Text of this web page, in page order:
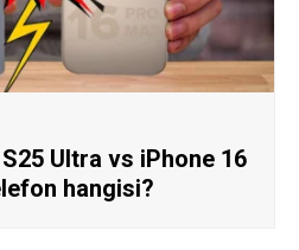
Ultra vs iPhone 16
hangisi?